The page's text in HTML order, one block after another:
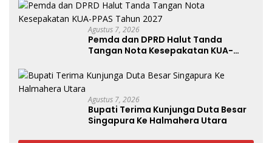
Agustus 7, 2026
Pemda dan DPRD Halut Tanda
Tangan Nota Kesepakatan KUA-
Agustus 7, 2026
Bupati Terima Kunjunga Duta Besar
Singapura Ke Halmahera Utara